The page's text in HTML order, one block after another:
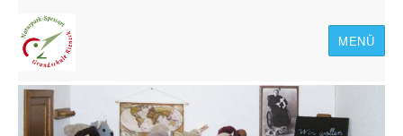
MENÜ